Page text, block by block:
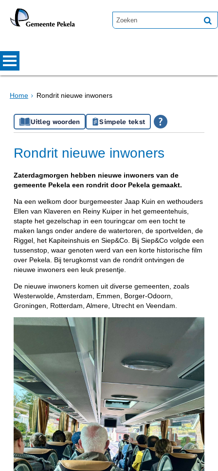
Home Rondrit nieuwe inwoners
Uitleg woorden Simpele tekst
Rondrit nieuwe inwoners
Zaterdagmorgen hebben nieuwe inwoners van de
gemeente Pekela een rondrit door Pekela gemaakt.
Na een welkom door burgemeester Jaap Kuin en wethouders
Ellen van Klaveren en Reiny Kuiper in het gemeentehuis,
stapte het gezelschap in een touringcar om een tocht te
maken langs onder andere de watertoren, de sportvelden, de
Riggel, het Kapiteinshuis en Siep&Co. Bij Siep&Co volgde een
tussenstop, waar genoten werd van een korte historische film
over Pekela. Bij terugkomst van de rondrit ontvingen de
nieuwe inwoners een leuk presentje.
De nieuwe inwoners komen uit diverse gemeenten, zoals
Westerwolde, Amsterdam, Emmen, Borger-Odoorn,
Groningen, Rotterdam, Almere, Utrecht en Veendam.